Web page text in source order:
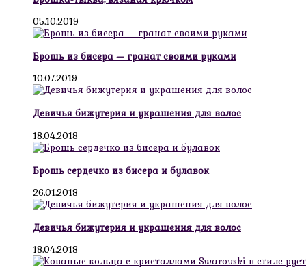
05.10.2019
Брошь из бисера — гранат своими руками
10.07.2019
Девичья бижутерия и украшения для волос
18.04.2018
Брошь сердечко из бисера и булавок
26.01.2018
Девичья бижутерия и украшения для волос
18.04.2018